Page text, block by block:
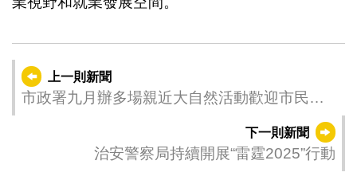
上一則新聞
市政署九月辦多場親近大自然活動歡迎市民報
下一則新聞
治安警察局持續開展“雷霆2025”行動